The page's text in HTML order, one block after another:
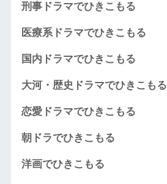
刑事ドラマでひきこもる
医療系ドラマでひきこもる
国内ドラマでひきこもる
大河・歴史ドラマでひきこもる
恋愛ドラマでひきこもる
朝ドラでひきこもる
洋画でひきこもる